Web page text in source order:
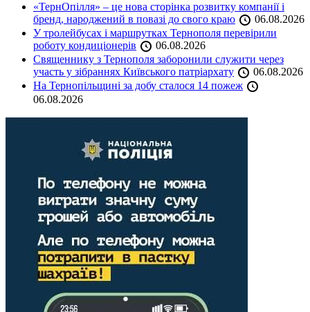
«ТернОпілля» – це нова сторінка розвитку компанії і
бренд, народжений в повазі до свого краю
06.08.2026
У тролейбусах і маршрутках Тернополя перевірили
роботу кондиціонерів
06.08.2026
Священнику з Тернополя заборонили служити через
участь у зібраннях Київського патріархату
06.08.2026
На Тернопільщині за добу сталося 14 пожеж
06.08.2026